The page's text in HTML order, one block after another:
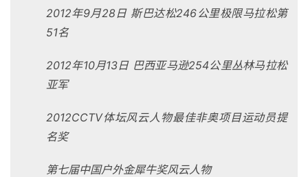
2012年9月28日 斯巴达松246公里极限马拉松第
51名
2012年10月13日 巴西亚马逊254公里丛林马拉松
亚军
2012CCTV体坛风云人物最佳非奥项目运动员提
名奖
第七届中国户外金犀牛奖风云人物